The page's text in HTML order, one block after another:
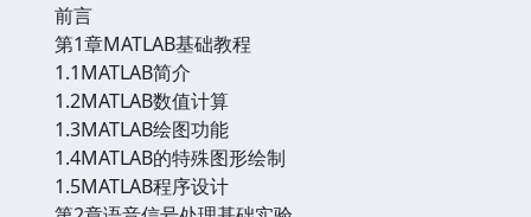
前言
第1章MATLAB基础教程
1.1MATLAB简介
1.2MATLAB数值计算
1.3MATLAB绘图功能
1.4MATLAB的特殊图形绘制
1.5MATLAB程序设计